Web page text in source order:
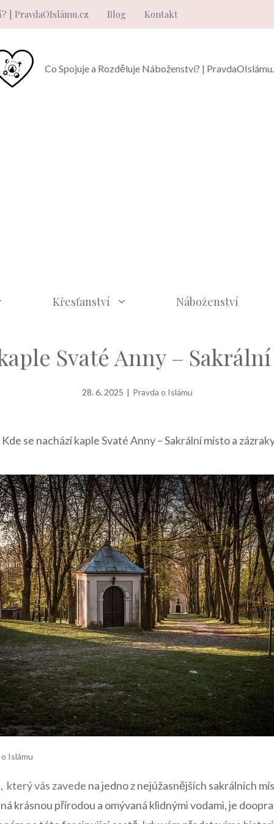
| PravdaOIslámu.cz Blog Kontakt
Co Spojuje a Rozděluje Náboženství? |
Křesťanství Náboženství
Svaté Anny –
28. 6. 2025 | Pravda o Islámu
Kde se nachází kaple Svaté Anny – Sakrální místo a
Islámu
který vás zavede na jedno z nejúžasnějších sakrálních
krásnou ​přírodou a omývaná klidnými‌ vodami, ⁣je